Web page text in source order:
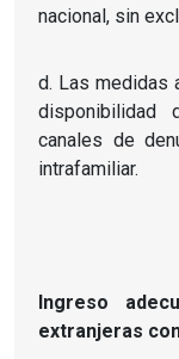
nacional, sin
d. Las medidas
canales de
intrafamiliar.
Ingreso
extranjeras